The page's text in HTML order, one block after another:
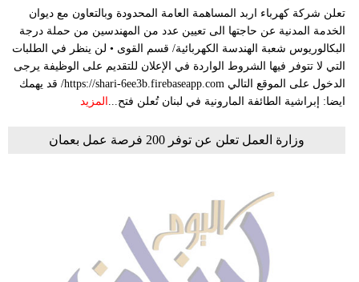
تعلن شركة كهرباء اربد المساهمة العامة المحدودة وبالتعاون مع ديوان
الخدمة المدنية عن حاجتها الى تعيين عدد من المهندسين من حملة درجة
البكالوريوس شعبة الهندسة الكهربائية/ قسم القوى • لن ينظر في الطلبات
التي لا تتوفر فيها الشروط الواردة في الإعلان للتقديم على الوظيفة يرجى
الدخول على الموقع التالي https://shari-6ee3b.firebaseapp.com/ قد يهمك
ايضا: إبراشية الطائفة المارونية في لبنان تُعلن فتح...
المزيد
وزارة العمل تعلن عن توفر 200 فرصة عمل بعمان